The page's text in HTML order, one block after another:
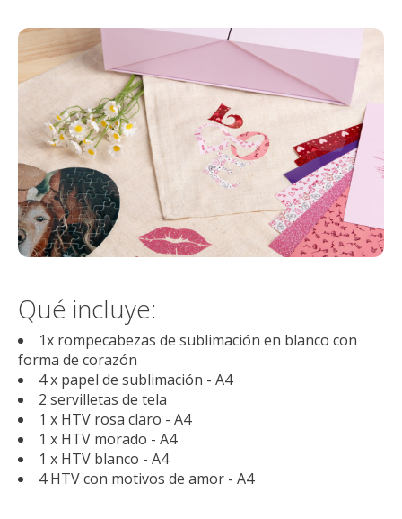
Qué incluye:
1x rompecabezas de sublimación en blanco con
forma de corazón
4 x papel de sublimación - A4
2 servilletas de tela
1 x HTV rosa claro - A4
1 x HTV morado - A4
1 x HTV blanco - A4
4 HTV con motivos de amor - A4